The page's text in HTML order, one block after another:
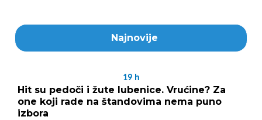
Najnovije
19 h
Hit su pedoči i žute lubenice. Vrućine? Za
one koji rade na štandovima nema puno
izbora